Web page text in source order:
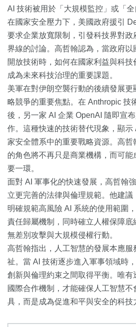
AI 技術被用於「大規模監控」或「
在國家安全壓力下，美國政府援引
要求企業放寬限制，引發科技界對政
界線的討論。高哲翰認為，當政府以
開放技術時，如何在國家利益與科
成為未來科技治理的重要課題。
美軍在對伊朗空襲行動的後續發展更
略競爭的重要焦點。在 Anthropic 技
後，另一家 AI 企業 OpenAI 隨即宣
作。這種快速的技術替代現象，顯示
家安全體系中的重要戰略資源。高
的角色將不再只是商業機構，而可
要一環。
面對 AI 軍事化的快速發展，高哲翰
立更完善的法律與倫理規範。他建
明確規範高風險 AI 系統的使用範圍
責任歸屬機制，同時確立人權保障底
無差別攻擊與大規模侵權行動。
高哲翰指出，人工智慧的發展本應服
祉。當 AI 技術逐步進入軍事領域時
創新與倫理約束之間取得平衡。唯
國際合作機制，才能確保人工智慧不
具，而是成為促進和平與安全的科技